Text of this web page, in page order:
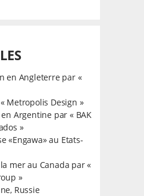
en Angleterre par «
Metropolis Design »
Argentine par « BAK
»
«Engawa» au Etats-
mer au Canada par «
»
Russie